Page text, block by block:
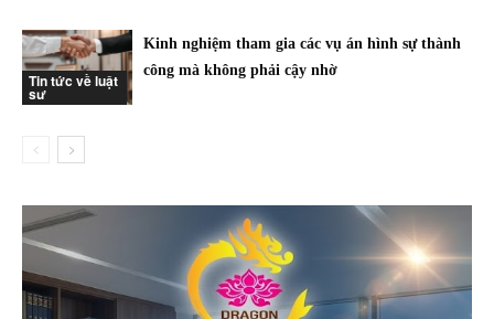
Tin tức về luật
sư
Kinh nghiệm tham gia các vụ án hình sự thành
công mà không phải cậy nhờ